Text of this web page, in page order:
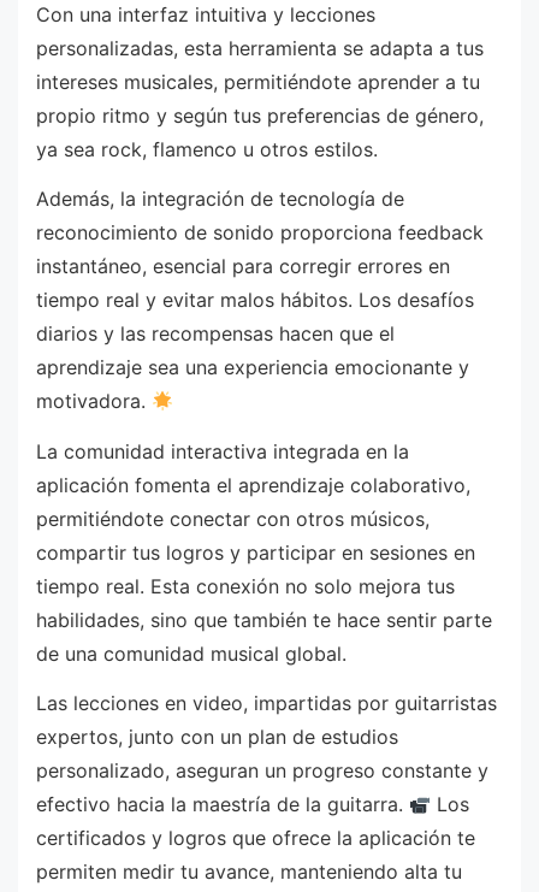
Con una interfaz intuitiva y lecciones
personalizadas, esta herramienta se adapta a tus
intereses musicales, permitiéndote aprender a tu
propio ritmo y según tus preferencias de género,
ya sea rock, flamenco u otros estilos.
Además, la integración de tecnología de
reconocimiento de sonido proporciona feedback
instantáneo, esencial para corregir errores en
tiempo real y evitar malos hábitos. Los desafíos
diarios y las recompensas hacen que el
aprendizaje sea una experiencia emocionante y
motivadora.
La comunidad interactiva integrada en la
aplicación fomenta el aprendizaje colaborativo,
permitiéndote conectar con otros músicos,
compartir tus logros y participar en sesiones en
tiempo real. Esta conexión no solo mejora tus
habilidades, sino que también te hace sentir parte
de una comunidad musical global.
Las lecciones en video, impartidas por guitarristas
expertos, junto con un plan de estudios
personalizado, aseguran un progreso constante y
efectivo hacia la maestría de la guitarra.
Los
certificados y logros que ofrece la aplicación te
permiten medir tu avance, manteniendo alta tu